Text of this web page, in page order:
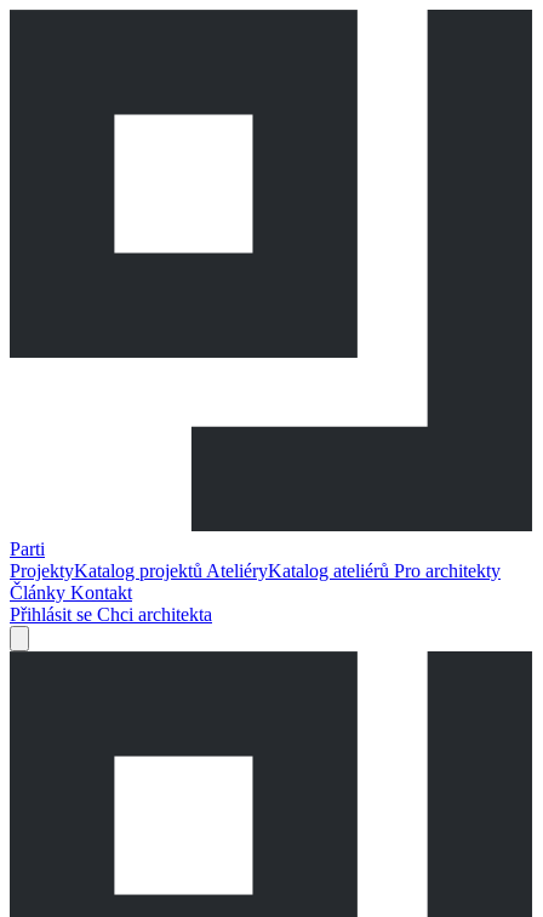
Parti
ProjektyKatalog projektů AteliéryKatalog ateliérů Pro architekty
Články Kontakt
Přihlásit se Chci architekta